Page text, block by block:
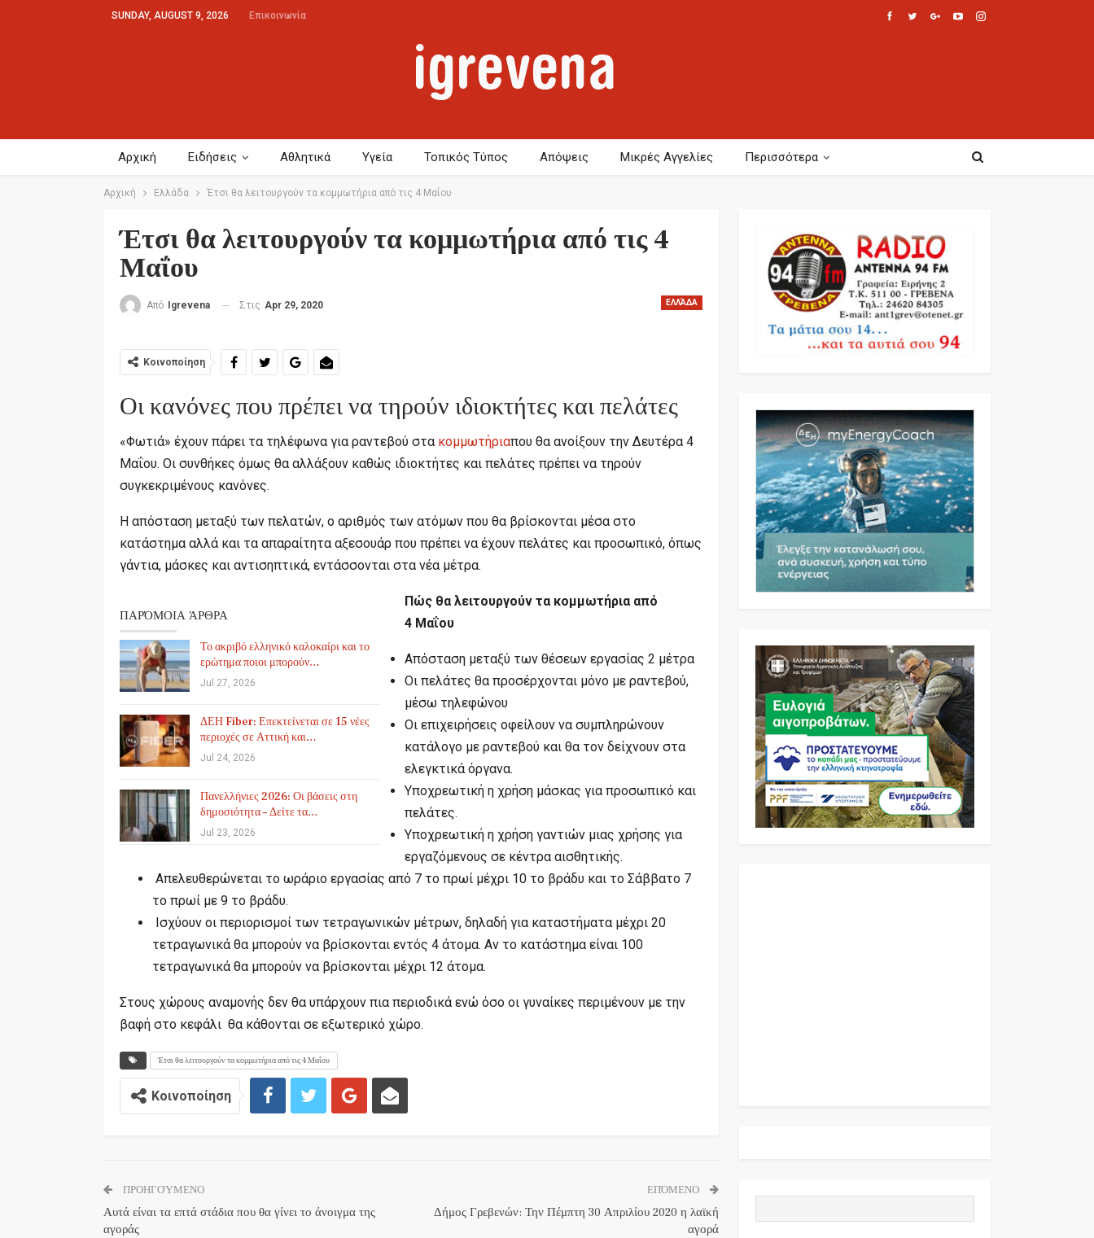
SUNDAY, AUGUST 9, 2026 Επικοινωνία
Αρχική Ειδήσεις Αθλητικά Υγεία Τοπικός Τύπος Απόψεις Μικρές Αγγελίες Περισσότερα
Αρχική Ελλάδα Έτσι θα λειτουργούν τα κομμωτήρια από τις 4 Μαΐου
Έτσι θα λειτουργούν τα κομμωτήρια από τις 4
Μαΐου
ΕΛΛΆΔΑ
Από Igrevena Στις Apr 29, 2020
Κοινοποίηση
Οι κανόνες που πρέπει να τηρούν ιδιοκτήτες και πελάτες
«Φωτιά» έχουν πάρει τα τηλέφωνα για ραντεβού στα κομμωτήριαπου θα ανοίξουν την Δευτέρα 4
Μαΐου. Οι συνθήκες όμως θα αλλάξουν καθώς ιδιοκτήτες και πελάτες πρέπει να τηρούν
συγκεκριμένους κανόνες.
Η απόσταση μεταξύ των πελατών, ο αριθμός των ατόμων που θα βρίσκονται μέσα στο
κατάστημα αλλά και τα απαραίτητα αξεσουάρ που πρέπει να έχουν πελάτες και προσωπικό, όπως
γάντια, μάσκες και αντισηπτικά, εντάσσονται στα νέα μέτρα.
ΠΑΡΌΜΟΙΑ ΆΡΘΡΑ
Το ακριβό ελληνικό καλοκαίρι και το
ερώτημα ποιοι μπορούν…
Jul 27, 2026
ΔΕΗ Fiber: Επεκτείνεται σε 15 νέες
περιοχές σε Αττική και…
Jul 24, 2026
Πανελλήνιες 2026: Οι βάσεις στη
δημοσιότητα – Δείτε τα…
Jul 23, 2026
Πώς θα λειτουργούν τα κομμωτήρια από
4 Μαΐου
Απόσταση μεταξύ των θέσεων εργασίας 2 μέτρα
Οι πελάτες θα προσέρχονται μόνο με ραντεβού,
μέσω τηλεφώνου
Oι επιχειρήσεις οφείλουν να συμπληρώνουν
κατάλογο με ραντεβού και θα τον δείχνουν στα
ελεγκτικά όργανα.
Υποχρεωτική η χρήση μάσκας για προσωπικό και
πελάτες.
Υποχρεωτική η χρήση γαντιών μιας χρήσης για
εργαζόμενους σε κέντρα αισθητικής.
Απελευθερώνεται το ωράριο εργασίας από 7 το πρωί μέχρι 10 το βράδυ και το Σάββατο 7
το πρωί με 9 το βράδυ.
Ισχύουν οι περιορισμοί των τετραγωνικών μέτρων, δηλαδή για καταστήματα μέχρι 20
τετραγωνικά θα μπορούν να βρίσκονται εντός 4 άτομα. Αν το κατάστημα είναι 100
τετραγωνικά θα μπορούν να βρίσκονται μέχρι 12 άτομα.
Στους χώρους αναμονής δεν θα υπάρχουν πια περιοδικά ενώ όσο οι γυναίκες περιμένουν με την
βαφή στο κεφάλι θα κάθονται σε εξωτερικό χώρο.
Έτσι θα λειτουργούν τα κομμωτήρια από τις 4 Μαΐου
Κοινοποίηση
ΠΡΟΗΓΟΎΜΕΝΟ
Αυτά είναι τα επτά στάδια που θα γίνει το άνοιγμα της
αγοράς
ΕΠΌΜΕΝΟ
Δήμος Γρεβενών: Την Πέμπτη 30 Απριλίου 2020 η λαϊκή
αγορά